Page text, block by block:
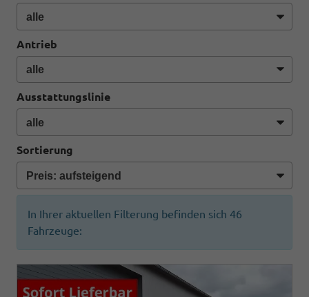
Antrieb
Ausstattungslinie
Sortierung
In Ihrer aktuellen Filterung befinden sich 46
Fahrzeuge: